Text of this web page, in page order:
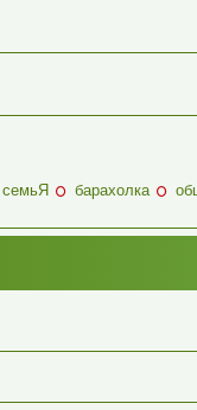
семьЯ барахолка